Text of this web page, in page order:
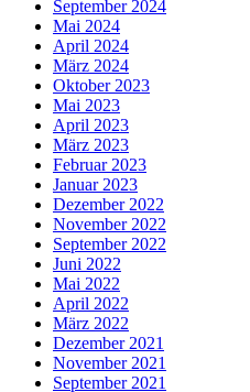
September 2024
Mai 2024
April 2024
März 2024
Oktober 2023
Mai 2023
April 2023
März 2023
Februar 2023
Januar 2023
Dezember 2022
November 2022
September 2022
Juni 2022
Mai 2022
April 2022
März 2022
Dezember 2021
November 2021
September 2021